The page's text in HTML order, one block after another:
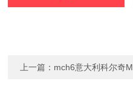
上一篇： mch6意大利科尔奇